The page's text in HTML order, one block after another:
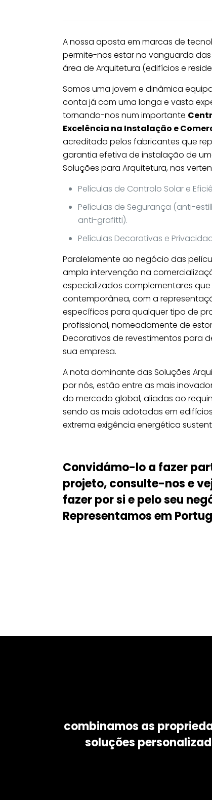
A nossa aposta em marcas de
permite-nos estar na vanguarda
área de Arquitetura (edifícios e
Somos uma jovem e dinâmica
conta já com uma longa e vasta
tornando-nos num importante
Excelência na Instalação e
acreditado pelos fabricantes que
garantia efetiva de instalação de
Soluções para Arquitetura, nas
Películas de Controlo Solar e
Películas de Segurança (anti-
anti-grafitti).
Películas Decorativas e
Paralelamente ao negócio das
ampla intervenção na
especializados complementares
contemporânea, com a
específicos para qualquer tipo de
profissional, nomeadamente de
Decorativos de revestimentos para
sua empresa.
A nota dominante das Soluções
por nós, estão entre as mais
do mercado global, aliadas ao
sendo as mais adotadas em
extrema exigência energética
Convidámo-lo a fazer
projeto, consulte-nos e
fazer por si e pelo seu
Representamos em
combinamos as
soluções